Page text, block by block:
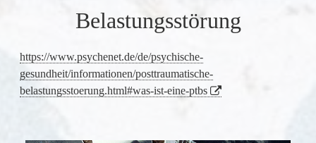
Belastungsstörung
https://www.psychenet.de/de/psychische-
gesundheit/informationen/posttraumatische-
belastungsstoerung.html#was-ist-eine-ptbs